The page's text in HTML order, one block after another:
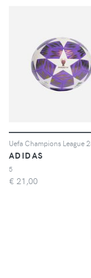
ADIDAS
5
€ 21,00